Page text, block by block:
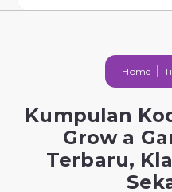
Home
Kumpulan
Grow a
Terbaru,